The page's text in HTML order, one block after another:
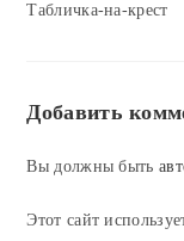
Табличка-на-крест
Добавить
Вы должны быть
Этот сайт